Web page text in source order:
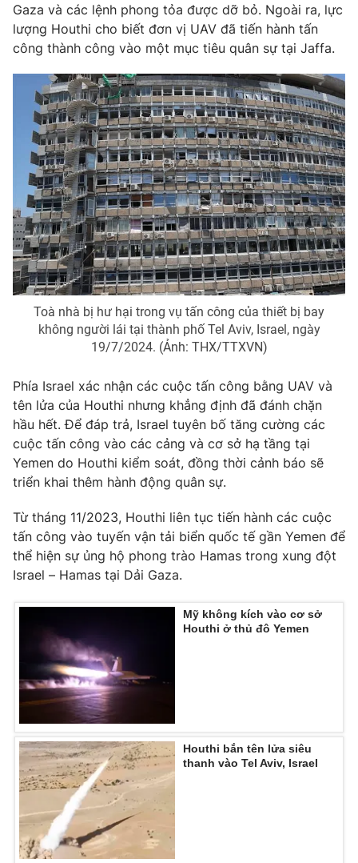
Sản phẩm
Thị trường
Tư vấn
Lịch phát sóng
Chuyên mục khác
Emagazine Podcast
Photo Infographic
Video Shorts video
VTV Money VTV Thể thao
VTV Sức khoẻ Bất động sản
Thị trường 24h Tấm lòng Việt
VTV4 Vươn mình bằng AI
VTV9 VTV8
THỜI BÁO VTV
Theo dõi báo trên
Cơ quan chủ quản:
Cơ quan báo chí:Thời báo VTV
Giấy phép hoạt động báo in và báo điện tử số 483/GP-BTTTT
cấp ngày 29/12/2023
Tổng Biên tập:Vũ Thanh Thủy
Phó Tổng Biên tập:
Nguyễn Thị Mỹ Hạnh, Phạm Quốc Thắng,
Nguyễn Trọng Ninh
Tổng đài VTV:024.38 355 931 - 024.38 355 932
Gaza và các lệnh phong tỏa được dỡ bỏ. Ngoài ra, lực
lượng Houthi cho biết đơn vị UAV đã tiến hành tấn
công thành công vào một mục tiêu quân sự tại Jaffa.
Toà nhà bị hư hại trong vụ tấn công của thiết bị bay
không người lái tại thành phố Tel Aviv, Israel, ngày
19/7/2024. (Ảnh: THX/TTXVN)
Phía Israel xác nhận các cuộc tấn công bằng UAV và
tên lửa của Houthi nhưng khẳng định đã đánh chặn
hầu hết. Để đáp trả, Israel tuyên bố tăng cường các
cuộc tấn công vào các cảng và cơ sở hạ tầng tại
Yemen do Houthi kiểm soát, đồng thời cảnh báo sẽ
triển khai thêm hành động quân sự.
Từ tháng 11/2023, Houthi liên tục tiến hành các cuộc
tấn công vào tuyến vận tải biển quốc tế gần Yemen để
thể hiện sự ủng hộ phong trào Hamas trong xung đột
Israel – Hamas tại Dải Gaza.
Mỹ không kích vào cơ sở
Houthi ở thủ đô Yemen
Houthi bắn tên lửa siêu
thanh vào Tel Aviv, Israel